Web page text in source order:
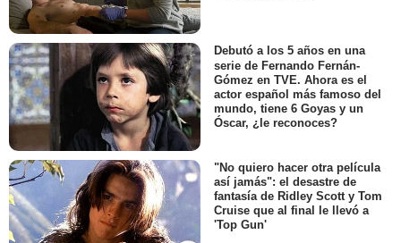
Debutó a los 5 años en una
serie de Fernando Fernán-
Gómez en TVE. Ahora es el
actor español más famoso del
mundo, tiene 6 Goyas y un
Óscar, ¿le reconoces?
"No quiero hacer otra película
así jamás": el desastre de
fantasía de Ridley Scott y Tom
Cruise que al final le llevó a
'Top Gun'